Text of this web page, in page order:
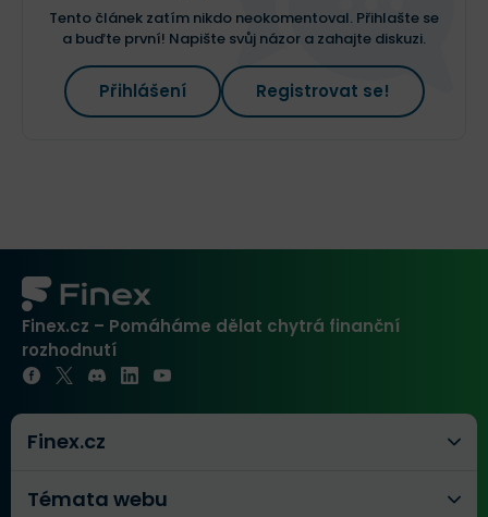
Tento článek zatím nikdo neokomentoval. Přihlašte se
a buďte první! Napište svůj názor a zahajte diskuzi.
Přihlášení Registrovat se!
Finex.cz – Pomáháme dělat chytrá finanční
rozhodnutí
Finex.cz
Témata webu